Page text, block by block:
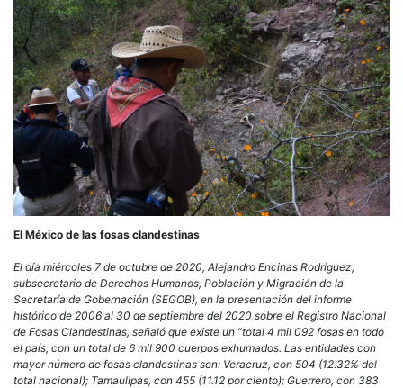
El México de las fosas clandestinas
El día miércoles 7 de octubre de 2020, Alejandro Encinas Rodríguez,
subsecretario de Derechos Humanos, Población y Migración de la
Secretaría de Gobernación (SEGOB), en la presentación del informe
histórico de 2006 al 30 de septiembre del 2020 sobre el Registro Nacional
de Fosas Clandestinas, señaló que existe un “total 4 mil 092 fosas en todo
el país, con un total de 6 mil 900 cuerpos exhumados. Las entidades con
mayor número de fosas clandestinas son: Veracruz, con 504 (12.32% del
total nacional); Tamaulipas, con 455 (11.12 por ciento); Guerrero, con 383